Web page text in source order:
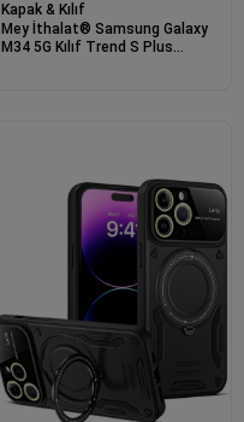
Kapak & Kılıf
Mey İthalat® Samsung Galaxy
M34 5G Kılıf Trend S Plus